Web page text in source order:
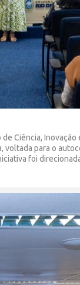
Ciência,
voltada para o
foi